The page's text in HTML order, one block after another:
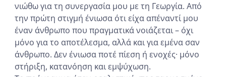
νιώθω για τη συνεργασία μου με τη Γεωργία. Από
την πρώτη στιγμή ένιωσα ότι είχα απέναντί μου
έναν άνθρωπο που πραγματικά νοιάζεται – όχι
μόνο για το αποτέλεσμα, αλλά και για εμένα σαν
άνθρωπο. Δεν ένιωσα ποτέ πίεση ή ενοχές· μόνο
στήριξη, κατανόηση και εμψύχωση.